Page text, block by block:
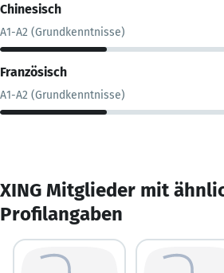
Chinesisch
A1-A2 (Grundkenntnisse)
Französisch
A1-A2 (Grundkenntnisse)
XING Mitglieder mit
Profilangaben